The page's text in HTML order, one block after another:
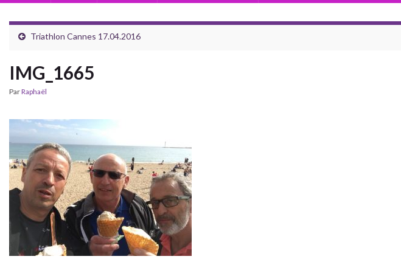
Triathlon Cannes 17.04.2016
IMG_1665
ParRaphaël